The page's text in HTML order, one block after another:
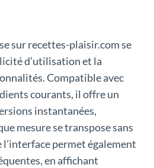
sur recettes-plaisir.com se
d’utilisation et la
Compatible avec
courants, il offre un
instantanées,
mesure se transpose sans
l’interface permet également
en affichant